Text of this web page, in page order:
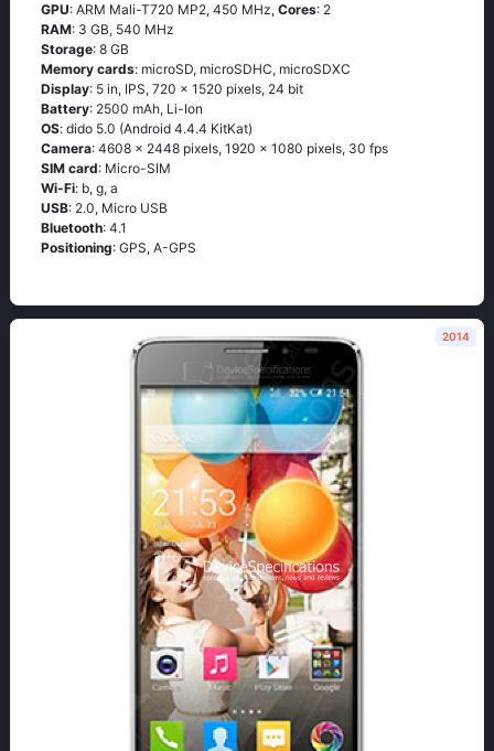
GPU: ARM Mali-T720 MP2, 450 MHz, Cores: 2
RAM: 3 GB, 540 MHz
Storage: 8 GB
Memory cards: microSD, microSDHC, microSDXC
Display: 5 in, IPS, 720 x 1520 pixels, 24 bit
Battery: 2500 mAh, Li-Ion
OS: didо 5.0 (Аndrоid 4.4.4 ΚitΚаt)
Camera: 4608 x 2448 pixels, 1920 x 1080 pixels, 30 fps
SIM card: Micro-SIM
Wi-Fi: b, g, а
USB: 2.0, Micro USB
Bluetooth: 4.1
Positioning: GРS, А-GРS
2014